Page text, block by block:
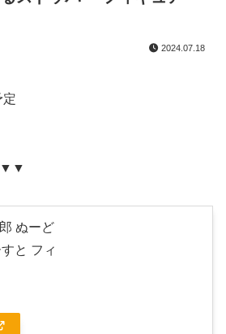
2024.07.18
定
ぬーど
と フィ